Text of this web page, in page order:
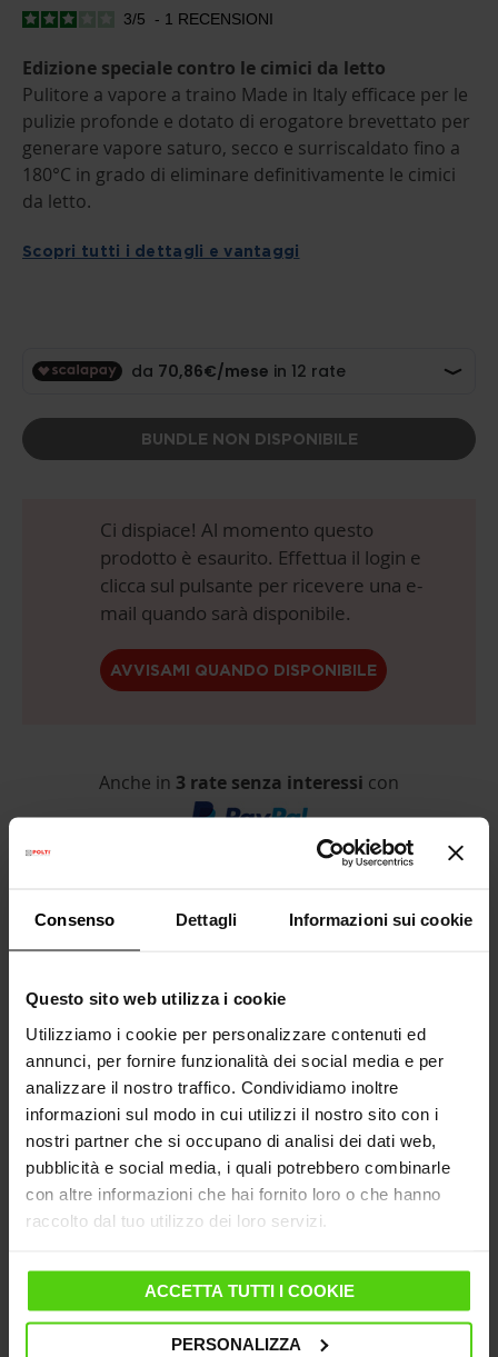
Consenso Dettagli Informazioni sui cookie
Questo sito web utilizza i cookie
Utilizziamo i cookie per personalizzare contenuti ed
annunci, per fornire funzionalità dei social media e per
analizzare il nostro traffico. Condividiamo inoltre
informazioni sul modo in cui utilizzi il nostro sito con i
nostri partner che si occupano di analisi dei dati web,
pubblicità e social media, i quali potrebbero combinarle
con altre informazioni che hai fornito loro o che hanno
raccolto dal tuo utilizzo dei loro servizi.
ACCETTA TUTTI I COOKIE
PERSONALIZZA
SKIP
THE
BEGINNING
OF
THE
IMAGES
GALLERY
3/5 - 1 RECENSIONI
Edizione speciale contro le cimici da letto
Pulitore a vapore a traino Made in Italy efficace per le
pulizie profonde e dotato di erogatore brevettato per
generare vapore saturo, secco e surriscaldato fino a
180°C in grado di eliminare definitivamente le cimici
da letto.
Scopri tutti i dettagli e vantaggi
BUNDLE NON DISPONIBILE
Ci dispiace! Al momento questo
prodotto è esaurito. Effettua il login e
clicca sul pulsante per ricevere una e-
mail quando sarà disponibile.
AVVISAMI QUANDO DISPONIBILE
Anche in 3 rate senza interessi con
Garanzia legale
2 anni
(1 anno per ricondizionati)
Hai bisogno di aiuto?Consulta le nostre
domande frequentio visita la pagina del
Servizio Clienti
Dal 10 al 14 agosto le spedizioni saranno sospese,
riprenderanno regolarmente dal 17 agosto